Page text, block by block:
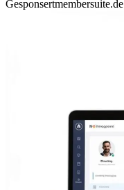
Gesponsertmembersuite.de